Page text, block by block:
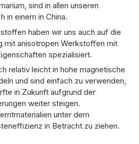
sind in allen unseren
in einem in China.
haben wir uns auch auf die
mit anisotropen Werkstoffen mit
spezialisiert.
relativ leicht in hohe magnetische
und sind einfach zu verwenden,
in Zukunft aufgrund der
weiter steigen.
unter dem
in Betracht zu ziehen.